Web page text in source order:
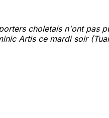
choletais n'ont pas
Artis ce mardi soir